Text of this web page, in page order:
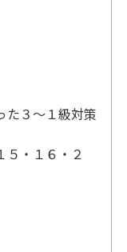
た３～１級対策
５・１６・２